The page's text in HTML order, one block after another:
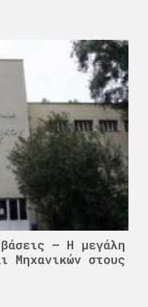
– Η μεγάλη
Μηχανικών στους